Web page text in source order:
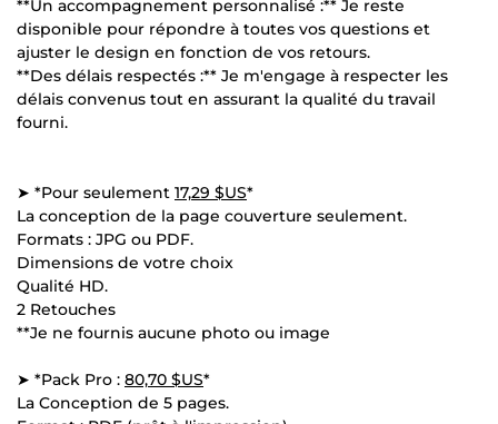
**Un accompagnement personnalisé :** Je reste
disponible pour répondre à toutes vos questions et
ajuster le design en fonction de vos retours.
**Des délais respectés :** Je m'engage à respecter les
délais convenus tout en assurant la qualité du travail
fourni.
➤ *Pour seulement 17,29 $US*
La conception de la page couverture seulement.
Formats : JPG ou PDF.
Dimensions de votre choix
Qualité HD.
2 Retouches
**Je ne fournis aucune photo ou image
➤ *Pack Pro : 80,70 $US*
La Conception de 5 pages.